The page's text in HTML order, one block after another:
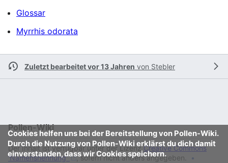
Glossar
Myrrhis odorata
Zuletzt bearbeitet vor 13 Jahren von Stebler
Cookies helfen uns bei der Bereitstellung von Pollen-Wiki.
Durch die Nutzung von Pollen-Wiki erklärst du dich damit
einverstanden, dass wir Cookies speichern.
Pollen-Wiki
Der Inhalt ist verfügbar unter der LizenzCreative Commons
'Namensnennung'
, sofern nicht anders angegeben.